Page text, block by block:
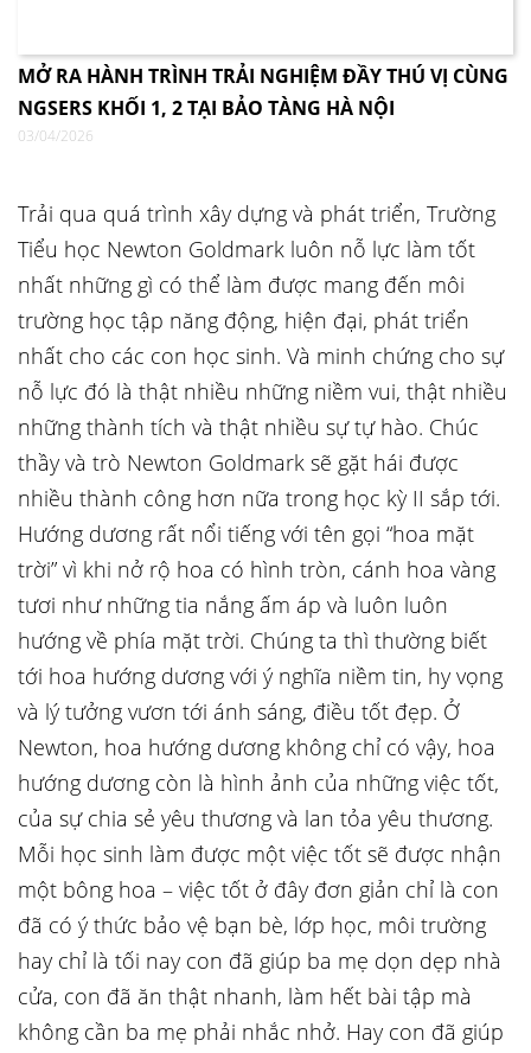
MỞ RA HÀNH TRÌNH TRẢI NGHIỆM ĐẦY THÚ VỊ CÙNG
NGSERS KHỐI 1, 2 TẠI BẢO TÀNG HÀ NỘI
03/04/2026
Trải qua quá trình xây dựng và phát triển, Trường
Tiểu học Newton Goldmark luôn nỗ lực làm tốt
nhất những gì có thể làm được mang đến môi
trường học tập năng động, hiện đại, phát triển
nhất cho các con học sinh. Và minh chứng cho sự
nỗ lực đó là thật nhiều những niềm vui, thật nhiều
những thành tích và thật nhiều sự tự hào. Chúc
thầy và trò Newton Goldmark sẽ gặt hái được
nhiều thành công hơn nữa trong học kỳ II sắp tới.
Hướng dương rất nổi tiếng với tên gọi “hoa mặt
trời” vì khi nở rộ hoa có hình tròn, cánh hoa vàng
tươi như những tia nắng ấm áp và luôn luôn
hướng về phía mặt trời. Chúng ta thì thường biết
tới hoa hướng dương với ý nghĩa niềm tin, hy vọng
và lý tưởng vươn tới ánh sáng, điều tốt đẹp. Ở
Newton, hoa hướng dương không chỉ có vậy, hoa
hướng dương còn là hình ảnh của những việc tốt,
của sự chia sẻ yêu thương và lan tỏa yêu thương.
Mỗi học sinh làm được một việc tốt sẽ được nhận
một bông hoa – việc tốt ở đây đơn giản chỉ là con
đã có ý thức bảo vệ bạn bè, lớp học, môi trường
hay chỉ là tối nay con đã giúp ba mẹ dọn dẹp nhà
cửa, con đã ăn thật nhanh, làm hết bài tập mà
không cần ba mẹ phải nhắc nhở. Hay con đã giúp